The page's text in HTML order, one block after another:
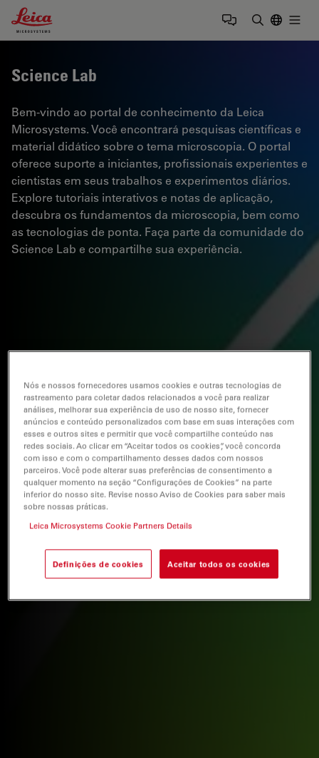
Leica Microsystems Logo
Science Lab
Bem-vindo ao portal de conhecimento da Leica
Microsystems. Você encontrará pesquisas científicas e
material didático sobre o tema microscopia. O portal
oferece suporte a iniciantes, profissionais experientes e
cientistas em seus trabalhos e experimentos diários.
Explore tutoriais interativos e notas de aplicação,
descubra os fundamentos da microscopia, bem como
as tecnologias de ponta. Faça parte da comunidade do
Science Lab e compartilhe sua experiência.
Nós e nossos fornecedores usamos cookies e outras tecnologias de
rastreamento para coletar dados relacionados a você para realizar
análises, melhorar sua experiência de uso de nosso site, fornecer
anúncios e conteúdo personalizados com base em suas interações com
esses e outros sites e permitir que você compartilhe conteúdo nas
redes sociais. Ao clicar em “Aceitar todos os cookies”, você concorda
com isso e com o compartilhamento desses dados com nossos
parceiros. Você pode alterar suas preferências de consentimento a
qualquer momento na seção “Configurações de Cookies” na parte
inferior do nosso site. Revise nosso Aviso de Cookies para saber mais
sobre nossas práticas.
Leica Microsystems Cookie Partners Details
Definições de cookies Aceitar todos os cookies